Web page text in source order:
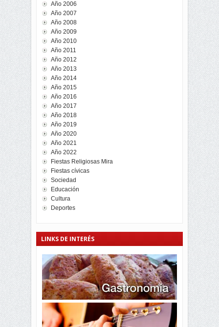
Año 2006
Año 2007
Año 2008
Año 2009
Año 2010
Año 2011
Año 2012
Año 2013
Año 2014
Año 2015
Año 2016
Año 2017
Año 2018
Año 2019
Año 2020
Año 2021
Año 2022
Fiestas Religiosas Mira
Fiestas cívicas
Sociedad
Educación
Cultura
Deportes
LINKS DE INTERÉS